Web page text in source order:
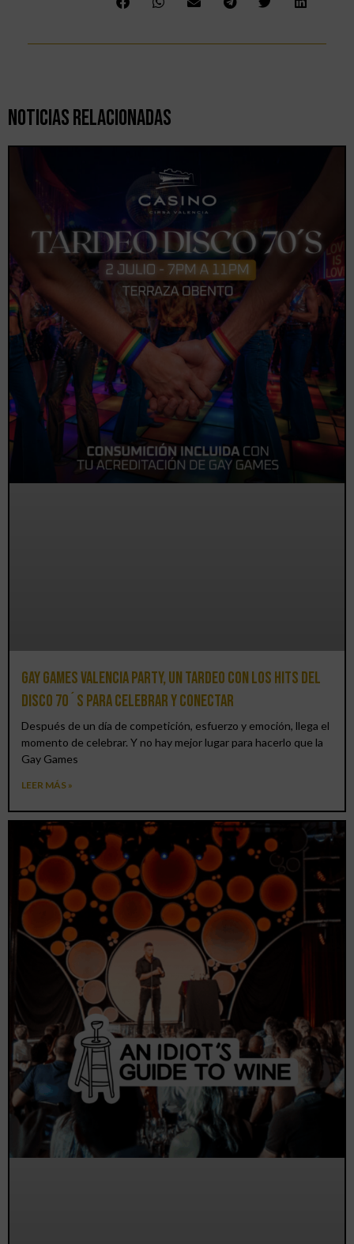
Noticias Relacionadas
Gay Games Valencia Party, un tardeo con los hits del
DISCO 70´S para celebrar y conectar
Después de un día de competición, esfuerzo y emoción, llega el
momento de celebrar. Y no hay mejor lugar para hacerlo que la
Gay Games
LEER MÁS »